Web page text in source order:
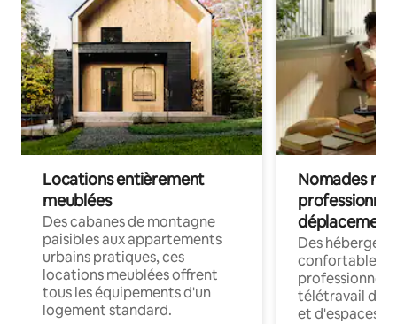
Locations entièrement
meublées
Des cabanes de montagne
paisibles aux appartements
urbains pratiques, ces
locations meublées offrent
tous les équipements d'un
logement standard.
Nomades
déplacement
Des
confortables
professionnels
télétravail
et d'espaces